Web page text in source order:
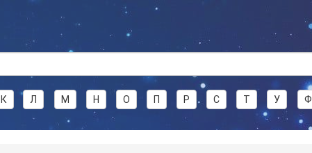
К Л М Н О П Р С Т У Ф